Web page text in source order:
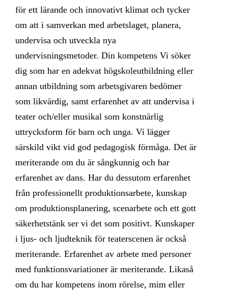
för ett lärande och innovativt klimat och tycker
om att i samverkan med arbetslaget, planera,
undervisa och utveckla nya
undervisningsmetoder. Din kompetens Vi söker
dig som har en adekvat högskoleutbildning eller
annan utbildning som arbetsgivaren bedömer
som likvärdig, samt erfarenhet av att undervisa i
teater och/eller musikal som konstnärlig
uttrycksform för barn och unga. Vi lägger
särskild vikt vid god pedagogisk förmåga. Det är
meriterande om du är sångkunnig och har
erfarenhet av dans. Har du dessutom erfarenhet
från professionellt produktionsarbete, kunskap
om produktionsplanering, scenarbete och ett gott
säkerhetstänk ser vi det som positivt. Kunskaper
i ljus- och ljudteknik för teaterscenen är också
meriterande. Erfarenhet av arbete med personer
med funktionsvariationer är meriterande. Likaså
om du har kompetens inom rörelse, mim eller